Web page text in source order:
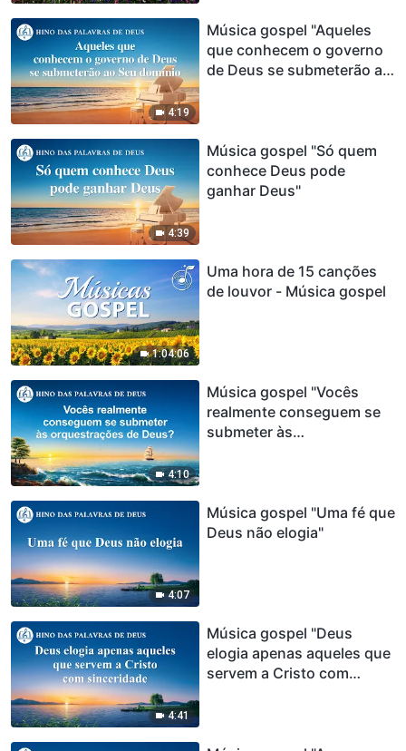
4:19
Música gospel "Aqueles
que conhecem o governo
de Deus se submeterão ao
4:39
Música gospel "Só quem
conhece Deus pode
ganhar Deus"
1:04:06
Uma hora de 15 canções
de louvor - Música gospel
4:10
Música gospel "Vocês
realmente conseguem se
submeter às
4:07
Música gospel "Uma fé que
Deus não elogia"
4:41
Música gospel "Deus
elogia apenas aqueles que
servem a Cristo com